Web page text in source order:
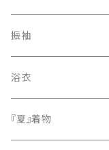
紬
色無地
小紋
袋帯
名古屋帯
振袖
浴衣
『夏』着物